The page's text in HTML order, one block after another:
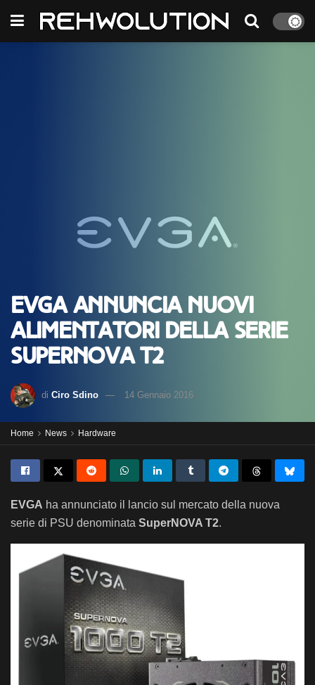
EVGA annuncia nuovi
alimentatori della serie
SuperNOVA T2
di Ciro Sdino 14 Gennaio 2016
Home News Hardware
EVGA ha annunciato il lancio sul mercato della nuova
serie di PSU denominata SuperNOVA T2.